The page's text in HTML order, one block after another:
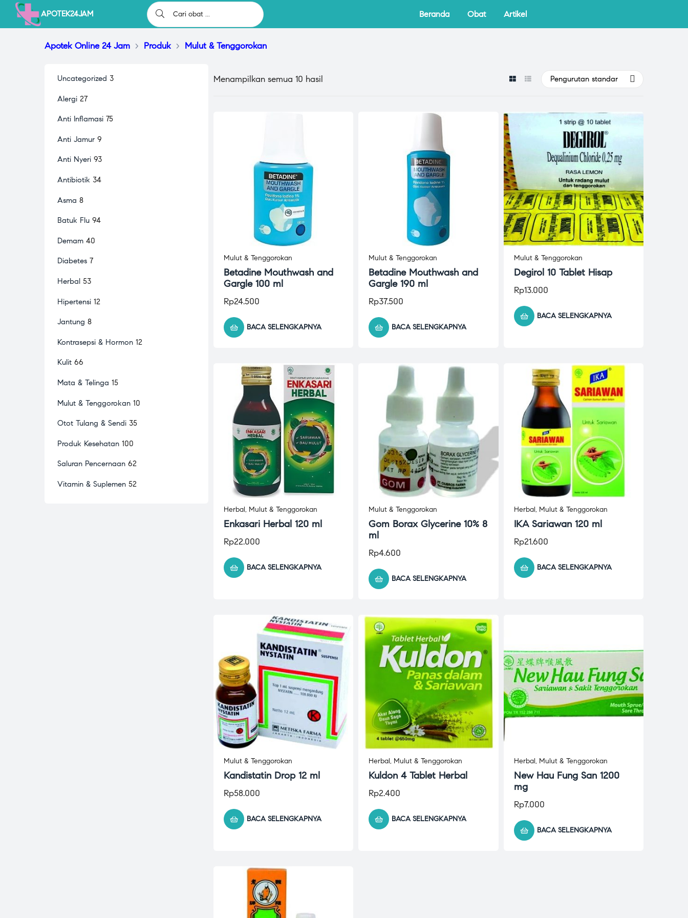
APOTEK24JAM Beranda Obat Artikel
Apotek Online 24 Jam > Produk > Mulut & Tenggorokan
Menampilkan semua 10 hasil Pengurutan standar
Mulut & Tenggorokan
Betadine Mouthwash and
Gargle 100 ml
Rp24.500
BACA SELENGKAPNYA
Mulut & Tenggorokan
Betadine Mouthwash and
Gargle 190 ml
Rp37.500
BACA SELENGKAPNYA
Mulut & Tenggorokan
Degirol 10 Tablet Hisap
Rp13.000
BACA SELENGKAPNYA
Herbal, Mulut & Tenggorokan
Enkasari Herbal 120 ml
Rp22.000
BACA SELENGKAPNYA
Mulut & Tenggorokan
Gom Borax Glycerine 10% 8
ml
Rp4.600
BACA SELENGKAPNYA
Herbal, Mulut & Tenggorokan
IKA Sariawan 120 ml
Rp21.600
BACA SELENGKAPNYA
Mulut & Tenggorokan
Kandistatin Drop 12 ml
Rp58.000
BACA SELENGKAPNYA
Herbal, Mulut & Tenggorokan
Kuldon 4 Tablet Herbal
Rp2.400
BACA SELENGKAPNYA
Herbal, Mulut & Tenggorokan
New Hau Fung San 1200
mg
Rp7.000
BACA SELENGKAPNYA
Uncategorized 3
Alergi 27
Anti Inflamasi 75
Anti Jamur 9
Anti Nyeri 93
Antibiotik 34
Asma 8
Batuk Flu 94
Demam 40
Diabetes 7
Herbal 53
Hipertensi 12
Jantung 8
Kontrasepsi & Hormon 12
Kulit 66
Mata & Telinga 15
Mulut & Tenggorokan 10
Otot Tulang & Sendi 35
Produk Kesehatan 100
Saluran Pencernaan 62
Vitamin & Suplemen 52